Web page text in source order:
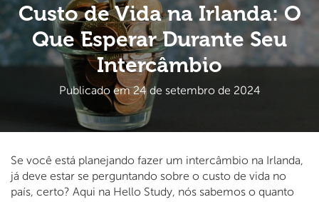
Custo de Vida na Irlanda: O
Que Esperar Durante Seu
Intercâmbio
Publicado em 24 de setembro de 2024
Se você está planejando fazer um intercâmbio na Irlanda,
já deve estar se perguntando sobre o custo de vida no
país, certo? Aqui na Hello Study, nós sabemos o quanto